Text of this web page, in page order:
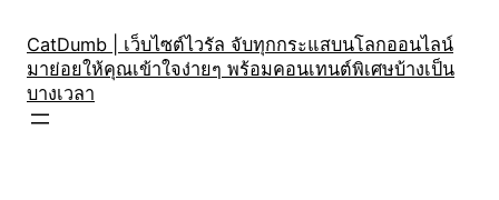
content
CatDumb | เว็บไซต์ไวรัล จับทุกกระแสบนโลกออนไลน์
มาย่อยให้คุณเข้าใจง่ายๆ พร้อมคอนเทนต์พิเศษบ้างเป็น
บางเวลา